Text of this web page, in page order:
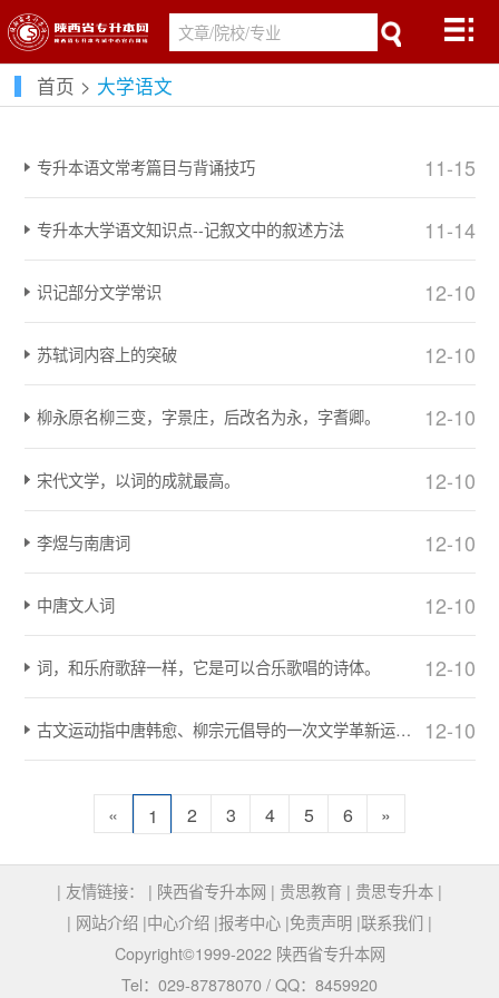
首页 > 大学语文
专升本语文常考篇目与背诵技巧 11-15
专升本大学语文知识点--记叙文中的叙述方法 11-14
识记部分文学常识 12-10
苏轼词内容上的突破 12-10
柳永原名柳三变，字景庄，后改名为永，字耆卿。 12-10
宋代文学，以词的成就最高。 12-10
李煜与南唐词 12-10
中唐文人词 12-10
词，和乐府歌辞一样，它是可以合乐歌唱的诗体。 12-10
古文运动指中唐韩愈、柳宗元倡导的一次文学革新运动，其矛头是革除骈文。 12-10
« 1 2 3 4 5 6 »
| 友情链接： | 陕西省专升本网 | 贵思教育 | 贵思专升本 |
| 网站介绍 |中心介绍 |报考中心 |免责声明 |联系我们 |
Copyright©1999-2022 陕西省专升本网
Tel：029-87878070 / QQ：8459920